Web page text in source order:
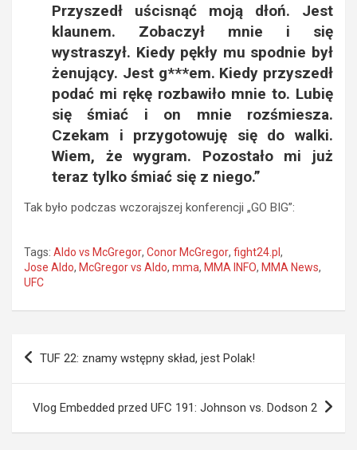
Przyszedł uścisnąć moją dłoń. Jest
klaunem. Zobaczył mnie i się
wystraszył. Kiedy pękły mu spodnie był
żenujący. Jest g***em. Kiedy przyszedł
podać mi rękę rozbawiło mnie to. Lubię
się śmiać i on mnie rozśmiesza.
Czekam i przygotowuję się do walki.
Wiem, że wygram. Pozostało mi już
teraz tylko śmiać się z niego.”
Tak było podczas wczorajszej konferencji „GO BIG”:
Tags: Aldo vs McGregor, Conor McGregor, fight24.pl ,
Jose Aldo, McGregor vs Aldo, mma, MMA INFO, MMA News,
UFC
Nawigacja
TUF 22: znamy wstępny skład, jest Polak!
Vlog Embedded przed UFC 191: Johnson vs. Dodson 2